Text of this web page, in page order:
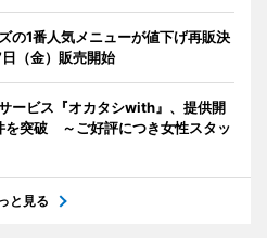
の1番人気メニューが値下げ再販決
（金）販売開始
ービス『オカタシwith』、提供開
を突破 ～ご好評につき女性スタッ
と見る